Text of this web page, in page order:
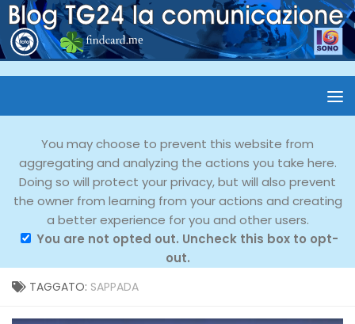
You may choose to prevent this website from
aggregating and analyzing the actions you take here.
Doing so will protect your privacy, but will also prevent
the owner from learning from your actions and creating
a better experience for you and other users.
You are not opted out. Uncheck this box to opt-
out.
TAGGATO: SAPPADA